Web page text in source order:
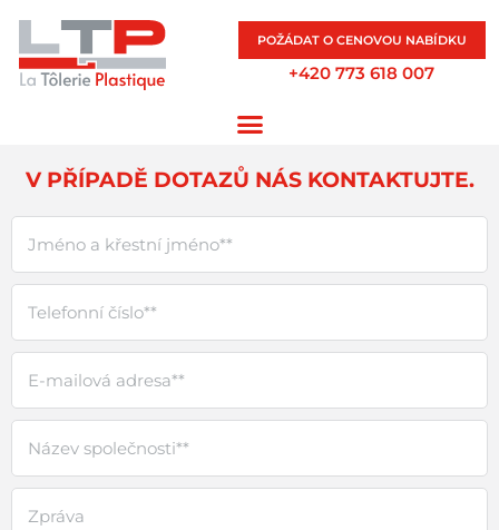
POŽÁDAT O CENOVOU NABÍDKU
+420 773 618 007
V PŘÍPADĚ DOTAZŮ NÁS KONTAKTUJTE.